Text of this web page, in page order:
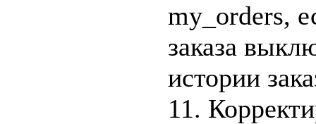
my_orders,
заказа
истории
11.